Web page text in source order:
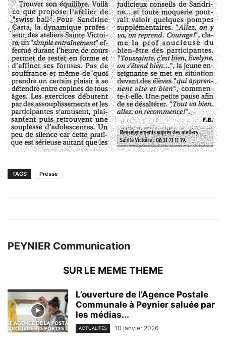
TAGS Presse
PEYNIER Communication
SUR LE MEME THEME
L’ouverture de l’Agence Postale
Communale à Peynier saluée par
les médias...
ACTUALITÉS 10 janvier 2026